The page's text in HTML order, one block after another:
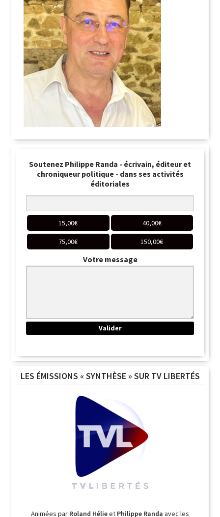
Soutenez Philippe Randa - écrivain, éditeur et
chroniqueur politique - dans ses activités
éditoriales
15,00€ 40,00€
75,00€ 150,00€
Votre message
LES ÉMISSIONS « SYNTHÈSE » SUR TV LIBERTÉS
Animées par Roland Hélieet Philippe Randa avec les